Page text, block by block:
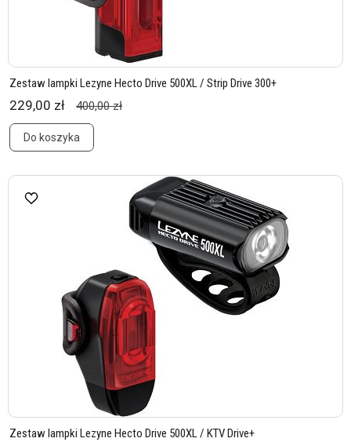
Zestaw lampki Lezyne Hecto Drive 500XL / Strip Drive 300+
229,00 zł 400,00 zł
Do koszyka
Zestaw lampki Lezyne Hecto Drive 500XL / KTV Drive+